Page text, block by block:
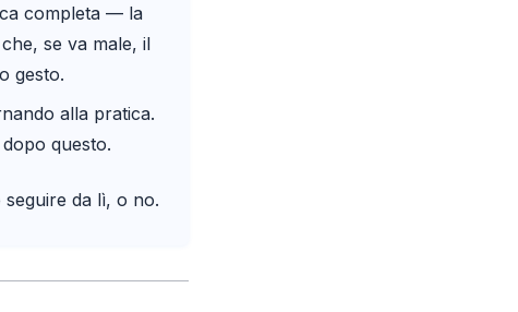
completa — la
se va male, il
gesto.
alla pratica.
questo.
da lì, o no.